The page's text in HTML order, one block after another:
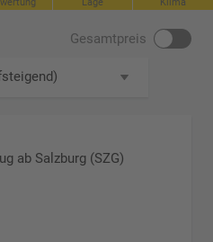
Gesamtpreis
ab Salzburg (SZG)